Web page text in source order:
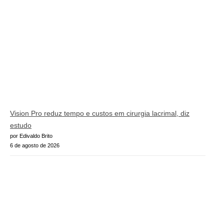
Vision Pro reduz tempo e custos em cirurgia lacrimal, diz
estudo
por Edivaldo Brito
6 de agosto de 2026